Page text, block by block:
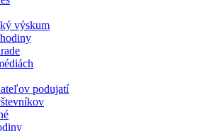
výskum
podujatí